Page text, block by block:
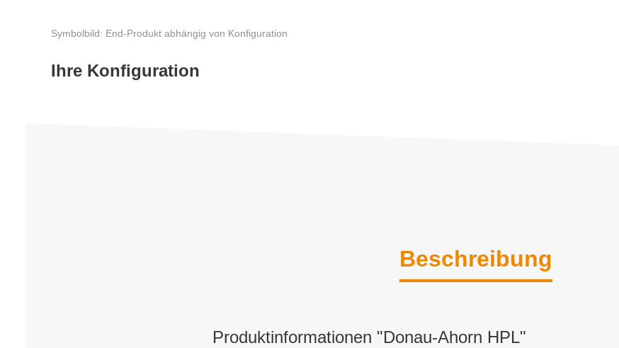
Symbolbild: End-Produkt abhängig von Konfiguration
Ihre Konfiguration
Beschreibung
Produktinformationen "Donau-Ahorn HPL"